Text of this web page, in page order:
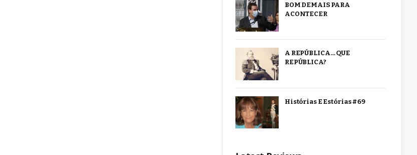
BOM DEMAIS PARA
ACONTECER
A REPÚBLICA… QUE
REPÚBLICA?
Histórias E Estórias #69